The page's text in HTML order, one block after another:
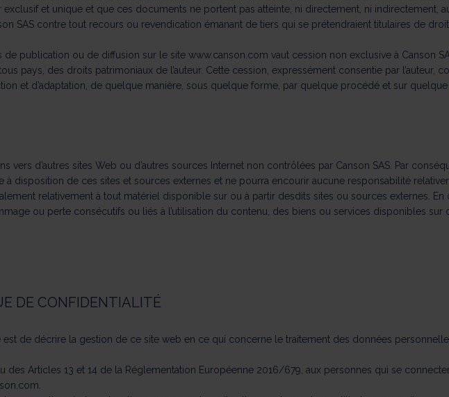
exclusif et unique et que ces documents ne portent pas atteinte, ni directement, ni indirectement,
SAS contre tout recours ou revendication émanant de tiers qui se prétendraient titulaires de
publication ou de diffusion sur le site www.canson.com vaut cession non exclusive à Canson
pays, des droits patrimoniaux de l’auteur. Cette cession, expressément consentie par l’auteur,
et d’adaptation, de quelque manière, sous quelque forme, par quelque procédé et sur
vers d’autres sites Web ou d’autres sources Internet non contrôlées par Canson SAS. Par
disposition de ces sites et sources externes et ne pourra encourir aucune responsabilité
relativement à tout matériel disponible sur ou à partir desdits sites ou sources externes. En
ou perte consécutifs ou liés à l’utilisation du contenu, des biens ou services disponibles sur
DE CONFIDENTIALITÉ
est de décrire la gestion de ce site web en ce qui concerne le traitement des données
des Articles 13 et 14 de la Réglementation Européenne 2016/679, aux personnes qui se